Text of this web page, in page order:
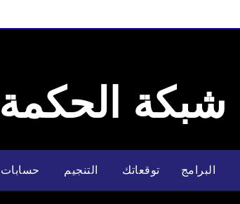
شبكة الحكمة
البرامج توقعاتك التنجيم حسابات